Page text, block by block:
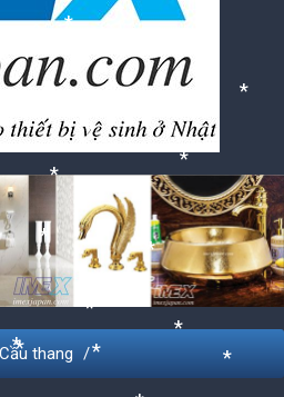
*
*
*
*
*
*
*
*
*
*
Cầu thang